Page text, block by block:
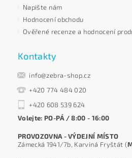
Napište nám
Hodnocení obchodu
Ověřené recenze a hodnocení
Kontakty
info@zebra-shop.cz
+420 774 484 020
+420 608 539 624
Volejte: PO-PÁ / 8:00 - 16:00
PROVOZOVNA - VÝDEJNÍ MÍSTO
Zámecká 1941/7b, Karviná Fryštát (